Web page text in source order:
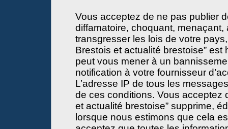
Vous acceptez de ne pas publier
diffamatoire, choquant,
transgresser les lois de votre
Brestois et actualité brestoise”
peut vous mener à un
notification à votre fournisseur
L’adresse IP de tous les
de ces conditions. Vous acceptez
et actualité brestoise” supprime,
lorsque nous estimons que cela